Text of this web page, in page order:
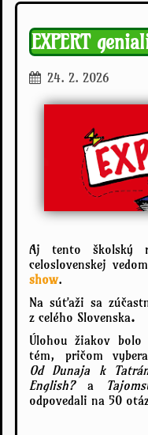
EXPERT
24. 2. 2026
Aj tento školský
celoslovenskej
show.
Na súťaži sa
z celého Slovenska.
Úlohou žiakov
tém, pričom
Od Dunaja k
English?a
odpovedali na 50